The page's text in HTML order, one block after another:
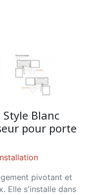
Blanc
pour porte
pivotant et
Elle s'installe dans